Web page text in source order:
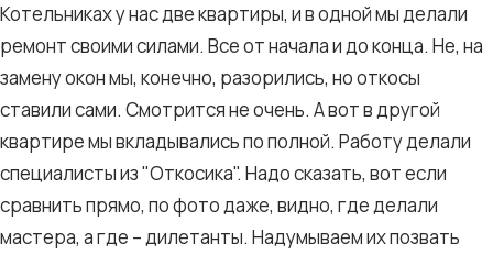
Котельниках у нас две квартиры, и в одной мы делали
ремонт своими силами. Все от начала и до конца. Не, на
замену окон мы, конечно, разорились, но откосы
ставили сами. Смотрится не очень. А вот в другой
квартире мы вкладывались по полной. Работу делали
специалисты из "Откосика". Надо сказать, вот если
сравнить прямо, по фото даже, видно, где делали
мастера, а где – дилетанты. Надумываем их позвать